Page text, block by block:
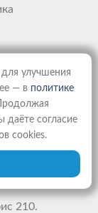
210.
улучшения
— в политике
даёте согласие
cookies.